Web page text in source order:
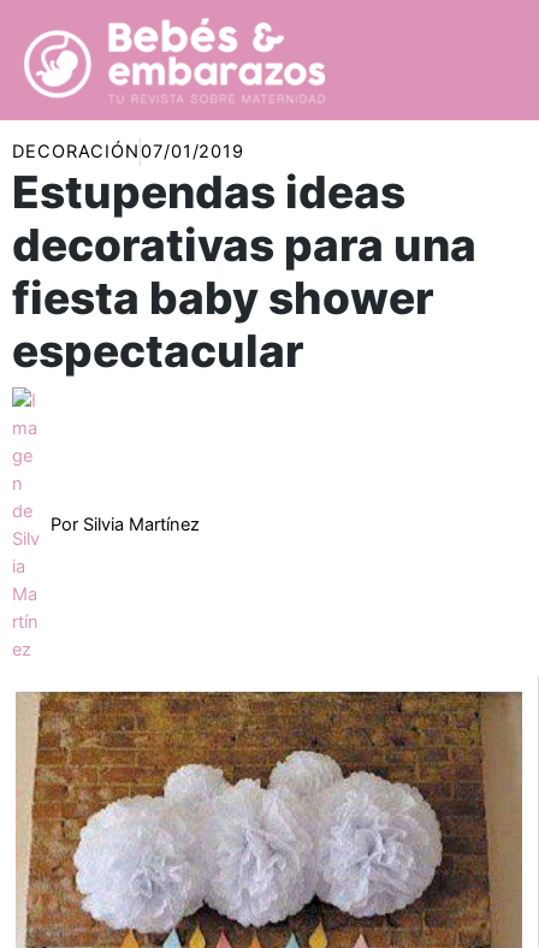
contenido
DECORACIÓN07/01/2019
Estupendas ideas
decorativas para una
fiesta baby shower
espectacular
Por Silvia Martínez